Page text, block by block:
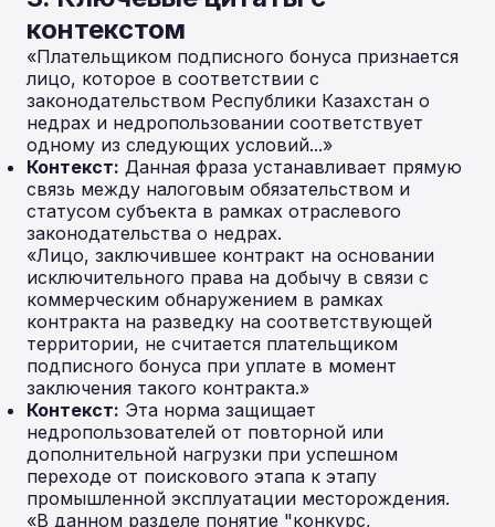
контекстом
«Плательщиком подписного бонуса признается
лицо, которое в соответствии с
законодательством Республики Казахстан о
недрах и недропользовании соответствует
одному из следующих условий...»
Контекст: Данная фраза устанавливает прямую
связь между налоговым обязательством и
статусом субъекта в рамках отраслевого
законодательства о недрах.
«Лицо, заключившее контракт на основании
исключительного права на добычу в связи с
коммерческим обнаружением в рамках
контракта на разведку на соответствующей
территории, не считается плательщиком
подписного бонуса при уплате в момент
заключения такого контракта.»
Контекст: Эта норма защищает
недропользователей от повторной или
дополнительной нагрузки при успешном
переходе от поискового этапа к этапу
промышленной эксплуатации месторождения.
«В данном разделе понятие "конкурс,